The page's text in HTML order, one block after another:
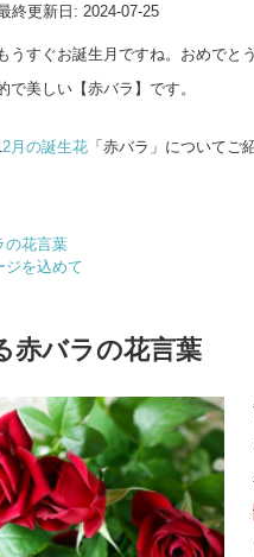
終更新日: 2024-07-25
うすぐお誕生月ですね。おめでと
で美しい【赤バラ】です。
2月の誕生花 「赤バラ」についてご
の花言葉
ジを込めて
赤バラの花言葉